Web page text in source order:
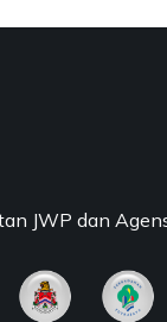
JWP dan